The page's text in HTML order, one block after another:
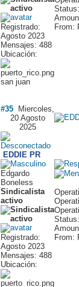
Registrado:
Agosto 2023
Mensajes: 488
Ubicación:
san juan
From:
#35 Miercoles,
20 Agosto
2025
EDDIE PR
Edgardo
Boneless
Sindicalista
activo
Registrado:
Agosto 2023
Mensajes: 488
Ubicación:
From: